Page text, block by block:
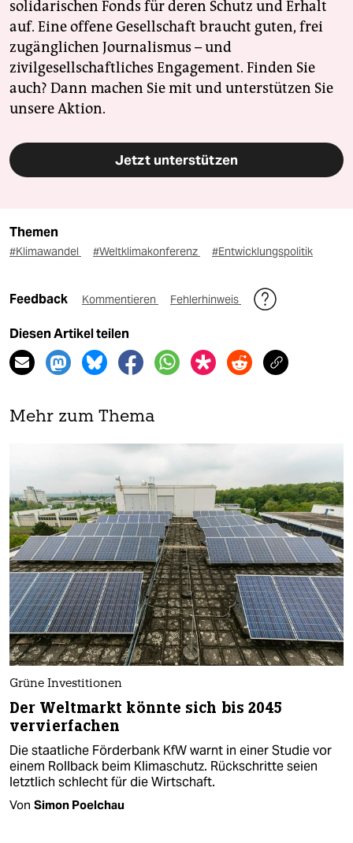
solidarischen Fonds für deren Schutz und Erhalt
auf. Eine offene Gesellschaft braucht guten, frei
zugänglichen Journalismus – und
zivilgesellschaftliches Engagement. Finden Sie
auch? Dann machen Sie mit und unterstützen Sie
unsere Aktion.
Jetzt unterstützen
Themen
#Klimawandel #Weltklimakonferenz #Entwicklungspolitik
Feedback Kommentieren Fehlerhinweis
Diesen Artikel teilen
Mehr zum Thema
Grüne Investitionen
Der Weltmarkt könnte sich bis 2045
vervierfachen
Die staatliche Förderbank KfW warnt in einer Studie vor
einem Rollback beim Klimaschutz. Rückschritte seien
letztlich schlecht für die Wirtschaft.
Von Simon Poelchau